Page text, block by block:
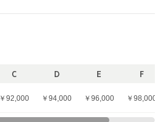
C D E F
￥92,000 ￥94,000 ￥96,000 ￥98,000